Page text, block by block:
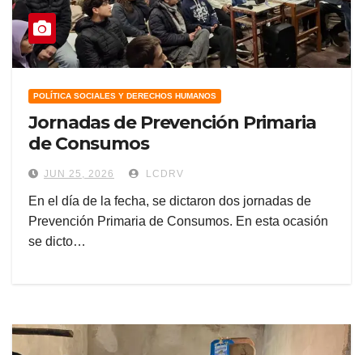
POLÍTICA SOCIALES Y DERECHOS HUMANOS
Jornadas de Prevención Primaria
de Consumos
JUN 25, 2026 LCDRV
En el día de la fecha, se dictaron dos jornadas de
Prevención Primaria de Consumos. En esta ocasión
se dicto…